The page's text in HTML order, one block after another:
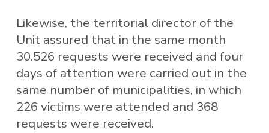
Likewise, the territorial director of the
Unit assured that in the same month
30.526 requests were received and four
days of attention were carried out in the
same number of municipalities, in which
226 victims were attended and 368
requests were received.